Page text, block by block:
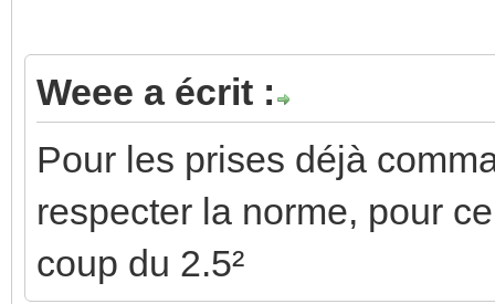
Weee a écrit :
Pour les prises déjà
respecter la norme, pour
coup du 2.5²